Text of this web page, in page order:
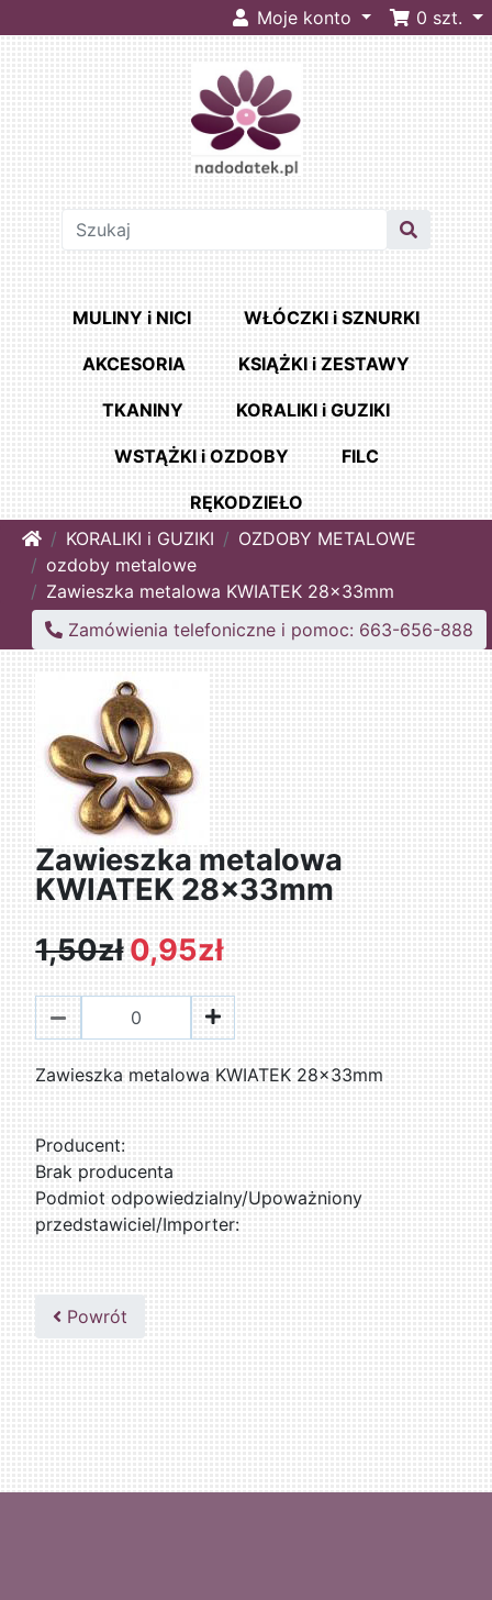
Moje konto 0 szt.
MULINY i NICI WŁÓCZKI i SZNURKI
AKCESORIA KSIĄŻKI i ZESTAWY
TKANINY KORALIKI i GUZIKI
WSTĄŻKI i OZDOBY FILC
RĘKODZIEŁO
HomeKORALIKI i GUZIKI
OZDOBY METALOWE
ozdoby metalowe
Zawieszka metalowa KWIATEK 28x33mm
Zamówienia telefoniczne i pomoc: 663-656-888
Zawieszka metalowa
KWIATEK 28x33mm
1,50zł 0,95zł
Zawieszka metalowa KWIATEK 28x33mm
Producent:
Brak producenta
Podmiot odpowiedzialny/Upoważniony
przedstawiciel/Importer:
Powrót